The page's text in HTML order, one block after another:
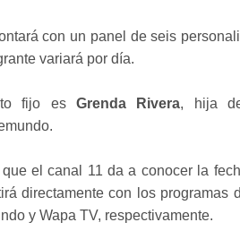
con un panel de seis
variará por día.
fijo es Grenda Rivera, hija
el canal 11 da a conocer la
directamente con los programas
y Wapa TV, respectivamente.